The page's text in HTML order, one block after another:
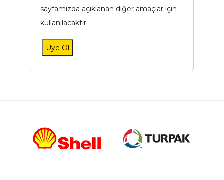
sayfamızda açıklanan diğer amaçlar için
kullanılacaktır.
Üye Ol